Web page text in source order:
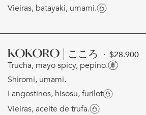
Vieiras, batayaki, umami.
KOKORO | こころ · $28.900
Trucha, mayo spicy, pepino.
Shiromi, umami.
Langostinos, hisosu, furilot
Vieiras, aceite de trufa.